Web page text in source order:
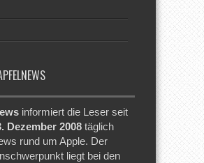
informiert die Leser seit
Dezember 2008 täglich
rund um Apple. Der
liegt bei den